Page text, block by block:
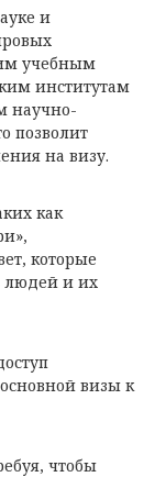
и
учебным
институтам
научно-
позволит
на визу.
как
которые
людей и их
визы к
чтобы